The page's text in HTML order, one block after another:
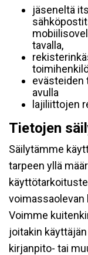
jäseneltä
tavalla,
evästeiden
avulla
lajiliittojen
Tietojen
Säilytämme
tarpeen yllä
voimassaolevan
Voimme
joitakin
kirjanpito- tai